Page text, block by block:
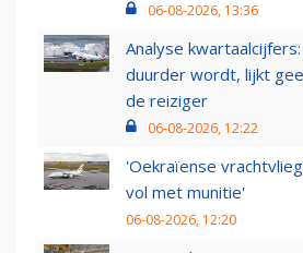
06-08-2026, 13:36
Analyse
duurder wordt, lijkt
de reiziger
06-08-2026, 12:22
'Oekraïense
vol met munitie'
06-08-2026, 12:20